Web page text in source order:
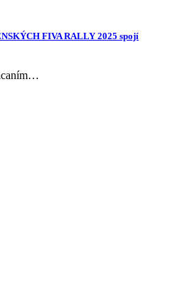
FIVA RALLY 2025 spojí